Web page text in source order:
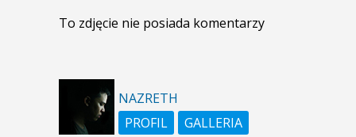
To zdjęcie nie posiada komentarzy
NAZRETH
PROFIL
GALLERIA